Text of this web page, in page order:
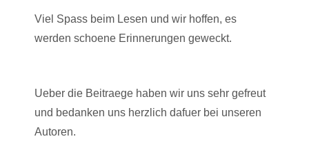
Viel Spass beim Lesen und wir hoffen, es
werden schoene Erinnerungen geweckt.
Ueber die Beitraege haben wir uns sehr gefreut
und bedanken uns herzlich dafuer bei unseren
Autoren.